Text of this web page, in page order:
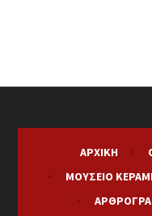
ΑΡΧΙΚΉ
ΜΟΥΣΕΊΟ